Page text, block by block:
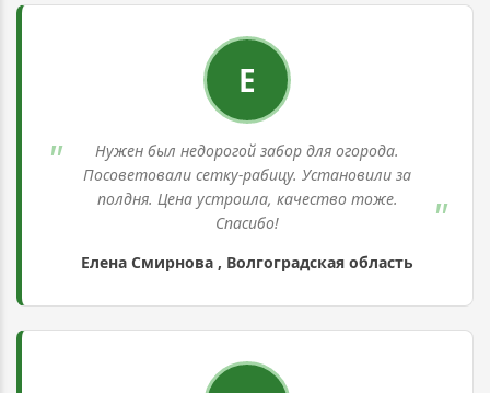
Е
Нужен был недорогой забор для огорода.
Посоветовали сетку-рабицу. Установили за
полдня. Цена устроила, качество тоже.
Спасибо!
Елена Смирнова , Волгоградская область